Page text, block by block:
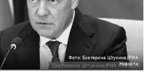
Фото: Екатерина Штукина/РИА
Новости